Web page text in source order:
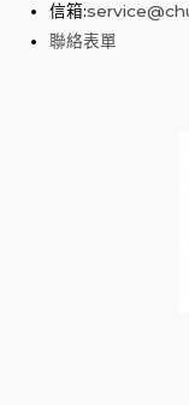
信箱:
聯絡表單